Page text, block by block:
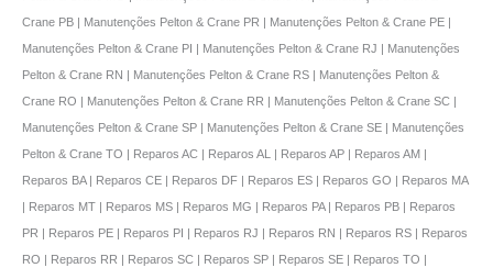
Crane PB | Manutenções Pelton & Crane PR | Manutenções Pelton & Crane PE |
Manutenções Pelton & Crane PI | Manutenções Pelton & Crane RJ | Manutenções
Pelton & Crane RN | Manutenções Pelton & Crane RS | Manutenções Pelton &
Crane RO | Manutenções Pelton & Crane RR | Manutenções Pelton & Crane SC |
Manutenções Pelton & Crane SP | Manutenções Pelton & Crane SE | Manutenções
Pelton & Crane TO | Reparos AC | Reparos AL | Reparos AP | Reparos AM |
Reparos BA | Reparos CE | Reparos DF | Reparos ES | Reparos GO | Reparos MA
| Reparos MT | Reparos MS | Reparos MG | Reparos PA | Reparos PB | Reparos
PR | Reparos PE | Reparos PI | Reparos RJ | Reparos RN | Reparos RS | Reparos
RO | Reparos RR | Reparos SC | Reparos SP | Reparos SE | Reparos TO |